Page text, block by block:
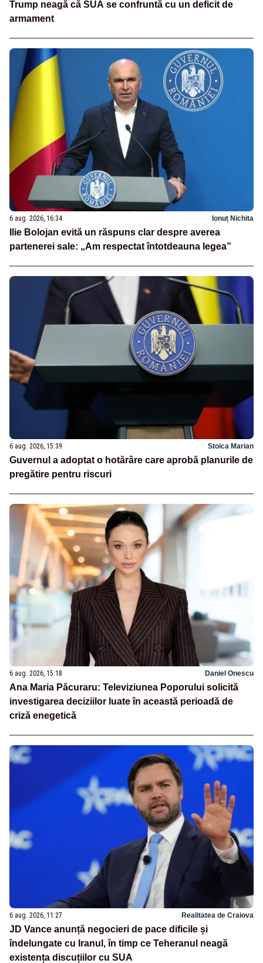
Trump neagă că SUA se confruntă cu un deficit de
armament
6 aug. 2026, 16:34 Ionuț Nichita
Ilie Bolojan evită un răspuns clar despre averea
partenerei sale: „Am respectat întotdeauna legea”
6 aug. 2026, 15:39 Stoica Marian
Guvernul a adoptat o hotărâre care aprobă planurile de
pregătire pentru riscuri
6 aug. 2026, 15:18 Daniel Onescu
Ana Maria Păcuraru: Televiziunea Poporului solicită
investigarea deciziilor luate în această perioadă de
criză enegetică
6 aug. 2026, 11:27 Realitatea de Craiova
JD Vance anunță negocieri de pace dificile și
îndelungate cu Iranul, în timp ce Teheranul neagă
existența discuțiilor cu SUA